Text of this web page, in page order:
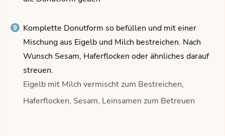
Komplette Donutform so befüllen und mit einer
Mischung aus Eigelb und Milch bestreichen. Nach
Wunsch Sesam, Haferflocken oder ähnliches darauf
streuen.
Eigelb mit Milch vermischt zum Bestreichen,
Haferflocken, Sesam, Leinsamen zum Betreuen